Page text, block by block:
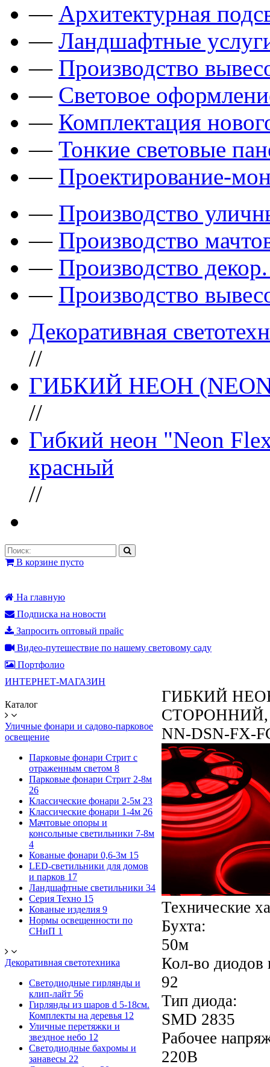
— Архитектурная
— Ландшафтные
— Производство
— Световое
— Комплектация
— Тонкие световые
— Проектирование-
— Производство
— Производство
— Производство
— Производство
Декоративная
//
ГИБКИЙ НЕОН
//
Гибкий неон "Neon
красный
//
В корзине пусто
На главную
Подписка на новости
Запросить оптовый прайс
Видео-путешествие по нашему световому саду
Портфолио
ИНТЕРНЕТ-МАГАЗИН
Каталог
Уличные фонари и садово-парковое
освещение
Парковые фонари Стрит с
отраженным светом 8
Парковые фонари Стрит 2-8м
26
Классические фонари 2-5м 23
Классические фонари 1-4м 26
Мачтовые опоры и
консольные светильники 7-8м
4
Кованые фонари 0,6-3м 15
LED-светильники для домов
и парков 17
Ландшафтные светильники 34
Серия Техно 15
Кованые изделия 9
Нормы освещенности по
СНиП 1
Декоративная светотехника
Светодиодные гирлянды и
клип-лайт 56
Гирлянды из шаров d 5-18cм.
Комплекты на деревья 12
Уличные перетяжки и
звездное небо 12
Светодиодные бахромы и
занавесы 22
ГИБКИЙ
NN-DSN-FX-
Технические
Бухта:
50м
Кол-во диодов
92
Тип диода:
SMD 2835
Рабочее
220В